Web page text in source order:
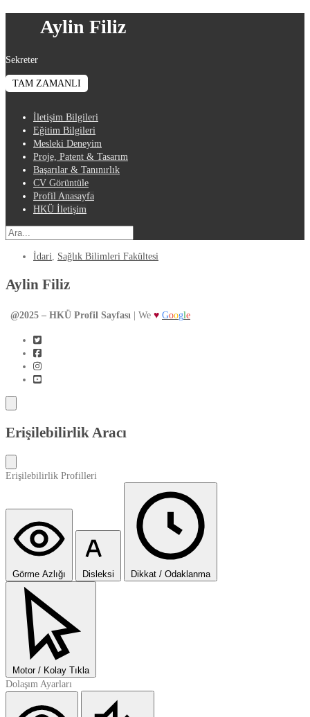
Aylin Filiz
Sekreter
TAM ZAMANLI
İletişim Bilgileri
Eğitim Bilgileri
Mesleki Deneyim
Proje, Patent & Tasarım
Başarılar & Tanınırlık
CV Görüntüle
Profil Anasayfa
HKÜ İletişim
İdari Sağlık Bilimleri Fakültesi
Aylin Filiz
@2025 – HKÜ Profil Sayfası | We ♥ Google
Erişilebilirlik Aracı
Erişilebilirlik Profilleri
Görme Azlığı Disleksi Dikkat / Odaklanma
Motor / Kolay Tıkla
Dolaşım Ayarları